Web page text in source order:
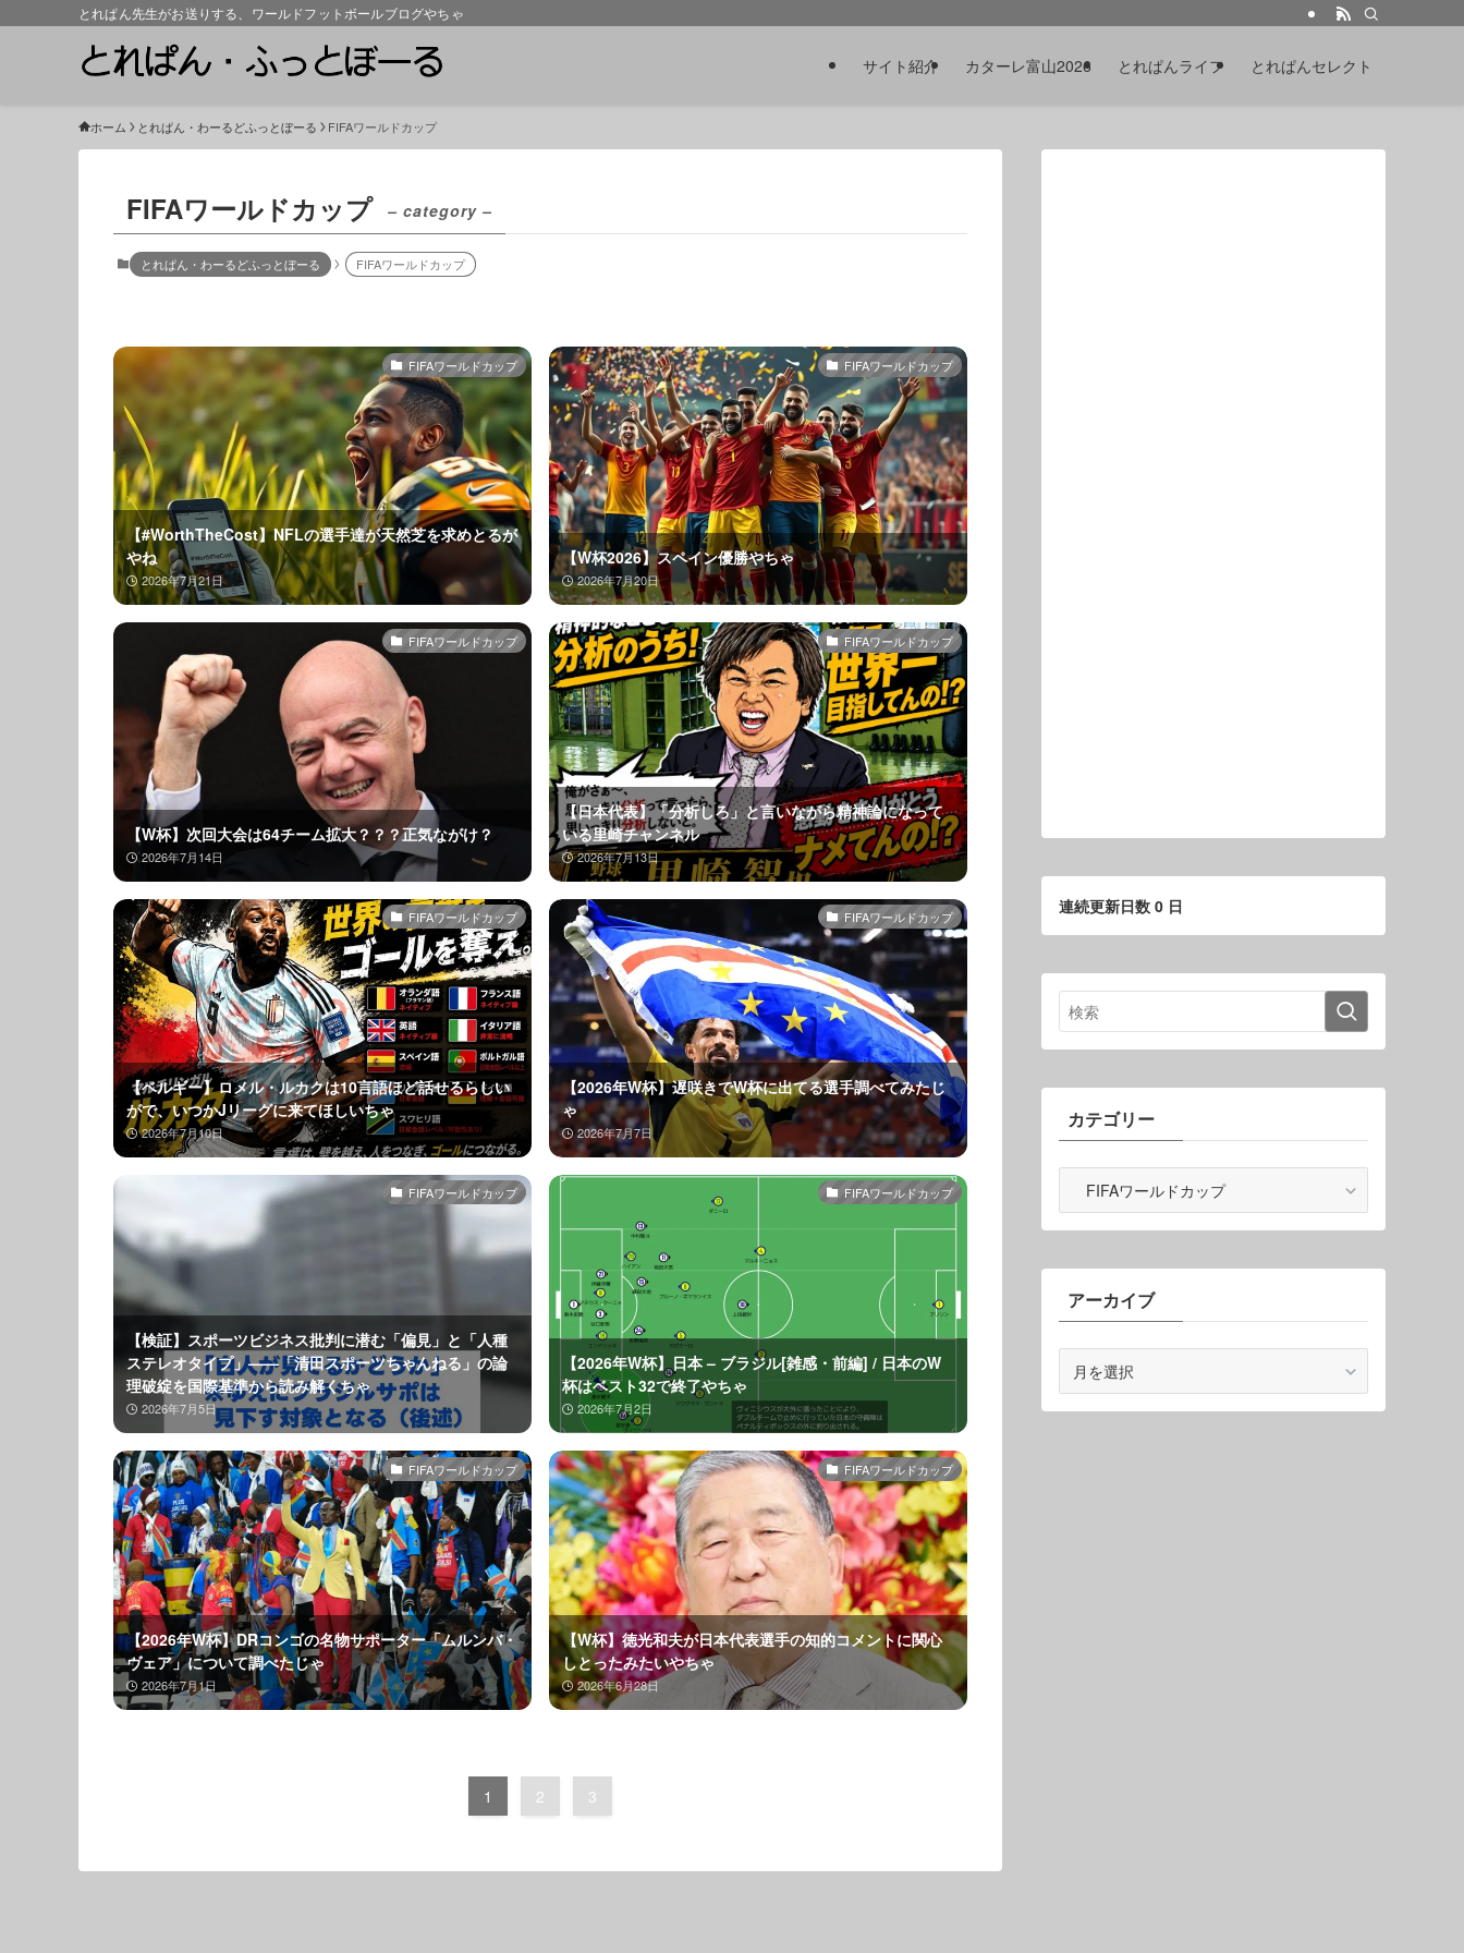
とれぱん先生がお送りする、ワールドフットボールブログやちゃ
サイト紹介 カターレ富山2026 とれぱんライフ とれぱんセレクト
ホーム とれぱん・わーるどふっとぼーる FIFAワールドカップ
FIFAワールドカップ – category –
とれぱん・わーるどふっとぼーる FIFAワールドカップ
FIFAワールドカップ
【#WorthTheCost】NFLの選手達が天然芝を求めとるが
やね
2026年7月21日
FIFAワールドカップ
【W杯2026】スペイン優勝やちゃ
2026年7月20日
FIFAワールドカップ
【W杯】次回大会は64チーム拡大？？？正気ながけ？
2026年7月14日
FIFAワールドカップ
【日本代表】「分析しろ」と言いながら精神論になって
いる里崎チャンネル
2026年7月13日
FIFAワールドカップ
【ベルギー】ロメル・ルカクは10言語ほど話せるらしい
がで、いつかJリーグに来てほしいちゃ
2026年7月10日
FIFAワールドカップ
【2026年W杯】遅咲きでW杯に出てる選手調べてみたじ
ゃ
2026年7月7日
FIFAワールドカップ
【検証】スポーツビジネス批判に潜む「偏見」と「人種
ステレオタイプ」——「清田スポーツちゃんねる」の論
理破綻を国際基準から読み解くちゃ
2026年7月5日
FIFAワールドカップ
【2026年W杯】日本 – ブラジル[雑感・前編] / 日本のW
杯はベスト32で終了やちゃ
2026年7月2日
FIFAワールドカップ
【2026年W杯】DRコンゴの名物サポーター「ムルンバ・
ヴェア」について調べたじゃ
2026年7月1日
FIFAワールドカップ
【W杯】徳光和夫が日本代表選手の知的コメントに関心
しとったみたいやちゃ
2026年6月28日
1 2 3
連続更新日数 0 日
カテゴリー
ゴ
ー
アーカイブ
カ